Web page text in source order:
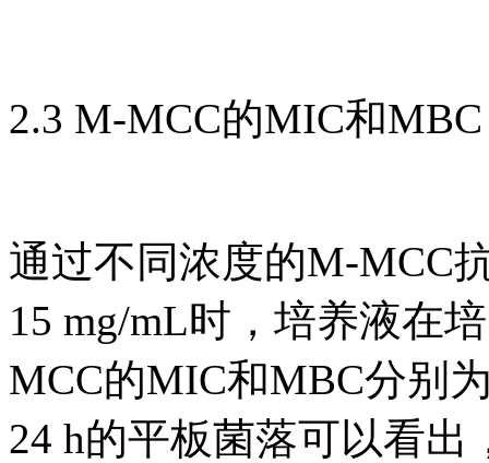
2.3 M-MCC的MIC和MBC
通过不同浓度的M-MCC
15 mg/mL时，培养液在
MCC的MIC和MBC分别
24 h的平板菌落可以看出